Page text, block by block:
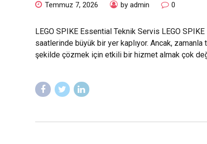
Temmuz 7, 2026 by admin 0
LEGO SPIKE Essential Teknik Servis LEGO
saatlerinde büyük bir yer kaplıyor. Ancak, zamanla
şekilde çözmek için etkili bir hizmet almak çok